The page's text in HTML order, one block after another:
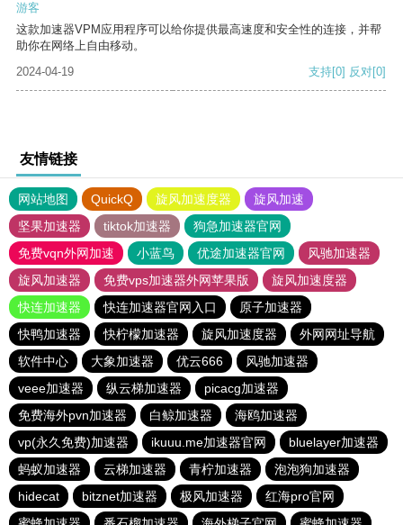
游客
这款加速器VPM应用程序可以给你提供最高速度和安全性的连接，并帮
助你在网络上自由移动。
2024-04-19
支持[0] 反对[0]
友情链接
网站地图 QuickQ 旋风加速度器
旋风加速
坚果加速器
tiktok加速器
狗急加速器官网
免费vqn外网加速
小蓝鸟 优途加速器官网
风驰加速器
旋风加速器
免费vps加速器外网苹果版
旋风加速度器
快连加速器
快连加速器官网入口
原子加速器
快鸭加速器
快柠檬加速器 旋风加速度器
外网网址导航
软件中心
大象加速器 优云666
风驰加速器
veee加速器
纵云梯加速器
picacg加速器
免费海外pvn加速器
白鲸加速器
海鸥加速器
vp(永久免费)加速器
ikuuu.me加速器官网
bluelayer加速器
蚂蚁加速器
云梯加速器 青柠加速器
泡泡狗加速器
hidecat
bitznet加速器 极风加速器
红海pro官网